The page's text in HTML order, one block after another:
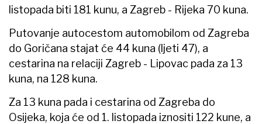
listopada biti 181 kunu, a Zagreb - Rijeka 70 kuna.
Putovanje autocestom automobilom od Zagreba
do Goričana stajat će 44 kuna (ljeti 47), a
cestarina na relaciji Zagreb - Lipovac pada za 13
kuna, na 128 kuna.
Za 13 kuna pada i cestarina od Zagreba do
Osijeka, koja će od 1. listopada iznositi 122 kune, a